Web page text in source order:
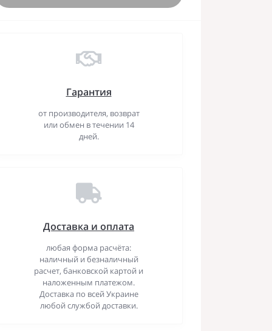
Гарантия
от производителя, возврат
или обмен в течении 14
дней.
Доставка и оплата
любая форма расчёта:
наличный и безналичный
расчет, банковской картой и
наложенным платежом.
Доставка по всей Украине
любой службой доставки.